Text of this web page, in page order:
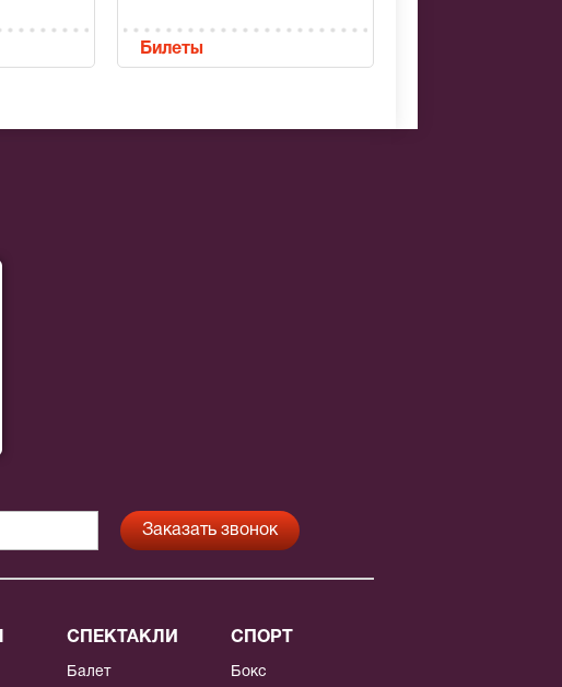
Билеты
СПЕКТАКЛИ
Балет
СПОРТ
Бокс